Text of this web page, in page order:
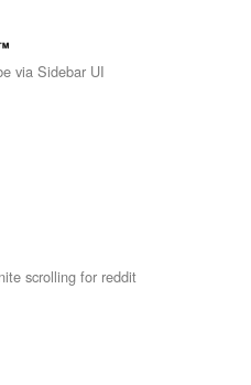
via Sidebar UI
scrolling for reddit